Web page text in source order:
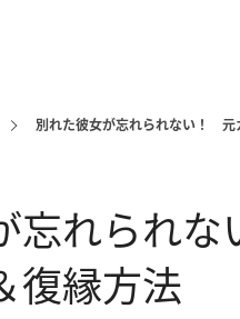
別れた彼女が忘れられない！ 元
忘れられ
復縁方法